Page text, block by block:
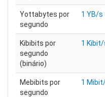
Yottabytes por
segundo
1 YB/s
Kibibits por
segundo
(binário)
1
Mebibits por
segundo
1